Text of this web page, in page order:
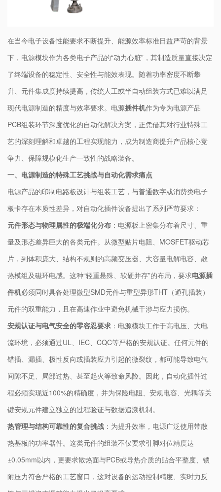
在当今电子设备性能要求不断提升、能源效率标准日益严苛的背景
下，电源模块作为各类电子产品的“动力心脏”，其制造质量直接决定
了终端设备的稳定性、安全性与能效表现。随着功率密度不断攀
升、元件集成度持续提高，传统人工或半自动组装方式已难以满足
现代电源制造的精度与效率要求。电源插件机作为专为电源产品
PCB组装环节深度优化的自动化解决方案，正凭借其对行业特殊工
艺的深刻理解和卓越的工程实现能力，成为制造商提升产品核心竞
争力、保障规模化生产一致性的战略装备。
一、电源制造的特殊工艺挑战与自动化需求痛点
电源产品的印制电路板设计与组装工艺，与普通数字或消费类电子
板卡存在本质性差异，对自动化插件设备提出了系列严苛要求：
元件形态与物理属性的极端化分布 ：电源板上密集分布着尺寸、重
量及形态差异巨大的各类元件。从微型贴片电阻、MOSFET驱动芯
片，到体积庞大、结构不规则的高频变压器、大容量电解电容、散
热模组及磁环电感。这种“轻重悬殊、软硬并存”的布局，要求电源插
件机必须同时具备处理微型SMD元件与重型异形THT（通孔插装）
元件的双重能力，且在高速作业中避免机械干涉与应力损伤。
安规认证与电气安全的零容忍要求 ：电源模块工作于高电压、大电
流环境，必须通过UL、IEC、CQC等严格的安规认证。任何元件的
错插、漏插、极性反向或插装应力引起的微裂纹，都可能导致电气
间隙不足、局部过热、甚至起火等致命风险。因此，自动化插件过
程必须实现近100%的精确度，并为保险电阻、安规电容、光耦等关
键安规元件建立独立的过程验证与数据追溯机制。
热管理与结构可靠性的复合挑战 ：为提升效率，电源广泛使用带散
热基板的功率器件。这类元件的组装不仅要求引脚对位精度达
±0.05mm以内，更要求散热面与PCB或导热介质的贴合平整度、锁
附压力符合严格的工艺窗口，这对设备的运动控制精度、实时力反